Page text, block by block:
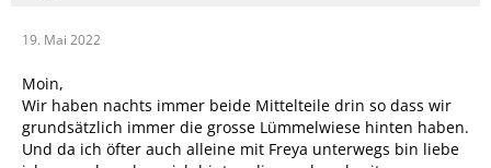
19. Mai 2022
Moin,
Wir haben nachts immer beide Mittelteile drin so dass wir
grundsätzlich immer die grosse Lümmelwiese hinten haben.
Und da ich öfter auch alleine mit Freya unterwegs bin liebe